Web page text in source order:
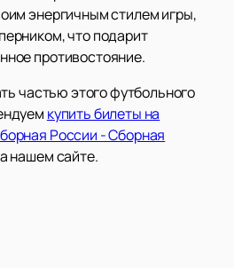
энергичным стилем игры,
что подарит
противостояние.
частью этого футбольного
купить билеты на
России - Сборная
нашем сайте.